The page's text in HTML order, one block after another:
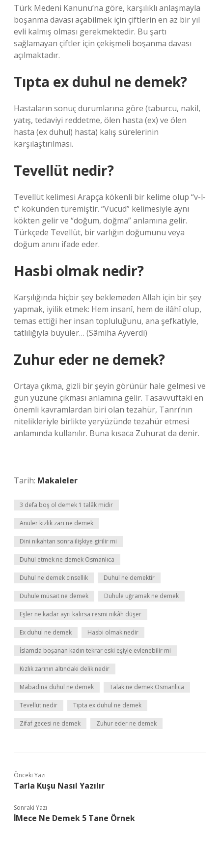
Türk Medeni Kanunu’na göre, karşılıklı anlaşmayla
boşanma davası açabilmek için çiftlerin en az bir yıl
evli kalmış olması gerekmektedir. Bu şartı
sağlamayan çiftler için çekişmeli boşanma davası
açılmaktadır.
Tıpta ex duhul ne demek?
Hastaların sonuç durumlarına göre (taburcu, nakil,
yatış, tedaviyi reddetme, ölen hasta (ex) ve ölen
hasta (ex duhul) hasta) kalış sürelerinin
karşılaştırılması.
Tevellüt nedir?
Tevellüt kelimesi Arapça kökenli bir kelime olup “v-l-
t” kökünden türemiştir. “Vücud” kelimesiyle aynı
kökten gelir ve “doğum, doğma” anlamına gelir.
Türkçede Tevellüt, bir varlığın doğumunu veya
doğum anını ifade eder.
Hasbi olmak nedir?
Karşılığında hiçbir şey beklemeden Allah için bir şey
yapmak, iyilik etmek: Hem insanî, hem de ilâhî olup,
temas ettiği her insan topluluğunu, ana şefkatiyle,
tatlılığıyla büyüler… (Sâmiha Ayverdi)
Zuhur eder ne demek?
Ortaya çıkma, gizli bir şeyin görünür hale gelmesi ve
gün yüzüne çıkması anlamına gelir. Tasavvuftaki en
önemli kavramlardan biri olan tezahür, Tanrı’nın
nitelikleriyle birlikte yeryüzünde tezahür etmesi
anlamında kullanılır. Buna kısaca Zuhurat da denir.
Tarih: Makaleler
3 defa boş ol demek 1 talâk midir
Anüler kızlık zarı ne demek
Dini nikahtan sonra ilişkiye girilir mi
Duhul etmek ne demek Osmanlıca
Duhul ne demek cinsellik Duhul ne demektir
Duhule müsait ne demek Duhule uğramak ne demek
Eşler ne kadar ayrı kalırsa resmi nikâh düşer
Ex duhul ne demek Hasbi olmak nedir
İslamda boşanan kadın tekrar eski eşiyle evlenebilir mi
Kızlık zarının altındaki delik nedir
Mabadına duhul ne demek Talak ne demek Osmanlıca
Tevellüt nedir Tıpta ex duhul ne demek
Zifaf gecesi ne demek Zuhur eder ne demek
Önceki Yazı
Tarla Kuşu Nasıl Yazılır
Sonraki Yazı
İMece Ne Demek 5 Tane Örnek